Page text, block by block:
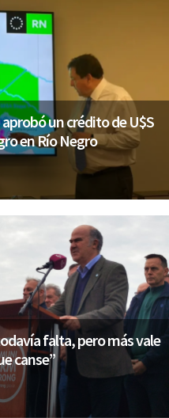
un crédito de U$S
en Río Negro
falta, pero más vale
canse”